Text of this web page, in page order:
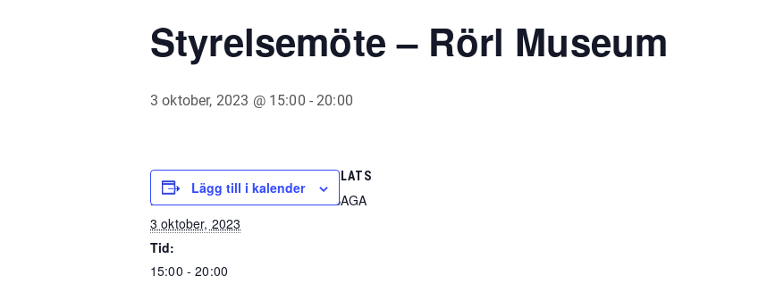
Styrelsemöte – Rörl Museum
3 oktober, 2023 @ 15:00 - 20:00
Lägg till i kalender
DETALJER
Datum:
3 oktober, 2023
Tid:
15:00 - 20:00
PLATS
SAGA